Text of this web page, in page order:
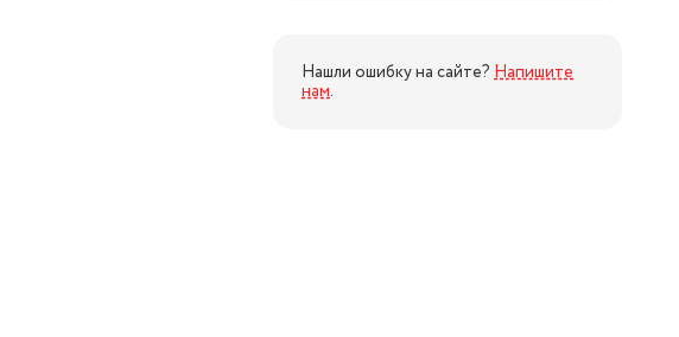
Нашли ошибку на сайте? Напишите
нам.